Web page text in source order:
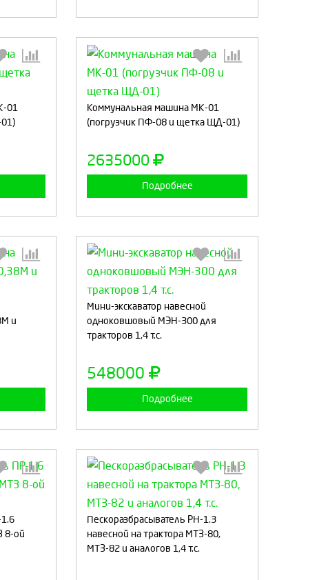
01
Коммунальная машина МК-01
(погрузчик ПФ-08 и щетка ЩД-01)
2635000
Подробнее
Выберите количество:
Продолжить
и
Мини-экскаватор навесной
одноковшовый МЭН-300 для
тракторов 1,4 т.с.
548000
Подробнее
Выберите количество:
8-ой
Пескоразбрасыватель РН-1.3
навесной на трактора МТЗ-80,
МТЗ-82 и аналогов 1,4 т.с.
Выберите количество: